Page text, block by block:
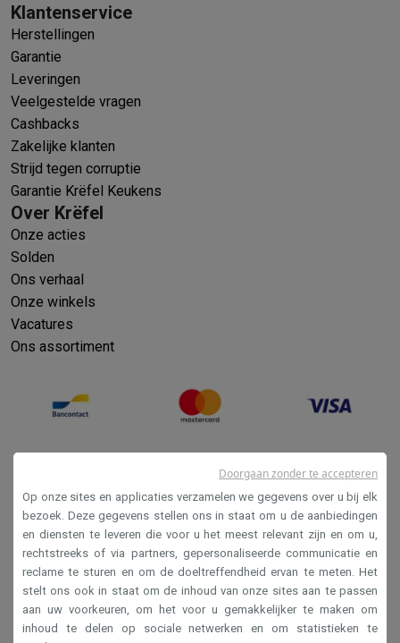
Klantenservice
Herstellingen
Garantie
Leveringen
Veelgestelde vragen
Cashbacks
Zakelijke klanten
Strijd tegen corruptie
Garantie Krëfel Keukens
Over Krëfel
Onze acties
Solden
Ons verhaal
Onze winkels
Vacatures
Ons assortiment
Verkoopsvoorwaarden
Privacy
Disclaimer
Cookies
Op onze sites en applicaties verzamelen we gegevens over u bij elk
bezoek. Deze gegevens stellen ons in staat om u de aanbiedingen
en diensten te leveren die voor u het meest relevant zijn en om u,
rechtstreeks of via partners, gepersonaliseerde communicatie en
reclame te sturen en om de doeltreffendheid ervan te meten. Het
stelt ons ook in staat om de inhoud van onze sites aan te passen
aan uw voorkeuren, om het voor u gemakkelijker te maken om
inhoud te delen op sociale netwerken en om statistieken te
Doorgaan zonder te accepteren